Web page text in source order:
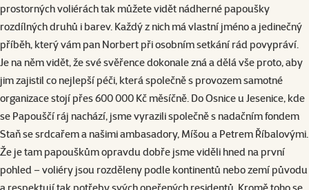
prostorných voliérách tak můžete vidět nádherné papoušky
rozdílných druhů i barev. Každý z nich má vlastní jméno a jedinečný
příběh, který vám pan Norbert při osobním setkání rád povypráví.
Je na něm vidět, že své svěřence dokonale zná a dělá vše proto, aby
jim zajistil co nejlepší péči, která společně s provozem samotné
organizace stojí přes 600 000 Kč měsíčně. Do Osnice u Jesenice, kde
se Papouščí ráj nachází, jsme vyrazili společně s nadačním fondem
Staň se srdcařem a našimi ambasadory, Míšou a Petrem Říbalovými.
Že je tam papouškům opravdu dobře jsme viděli hned na první
pohled – voliéry jsou rozděleny podle kontinentů nebo zemí původu
a respektují tak potřeby svých opeřených residentů. Kromě toho se